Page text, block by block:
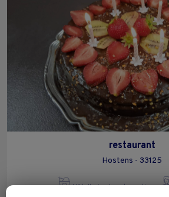
restaurant
Hostens - 33125
Hôtellerie et restauration